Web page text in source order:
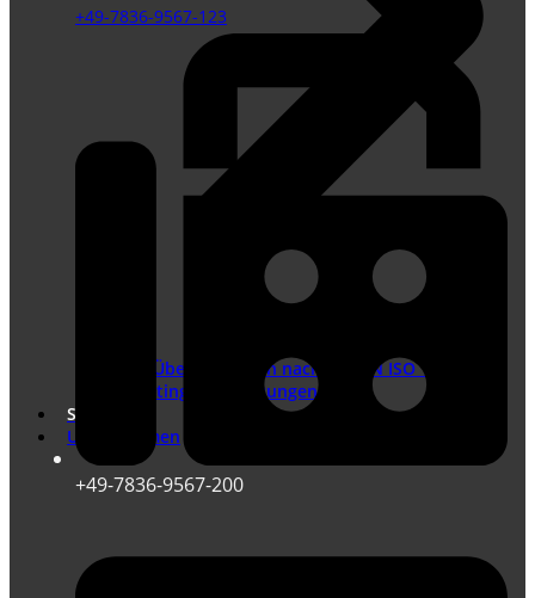
Übersetzungen nach DIN EN ISO 17100
Marketing Übersetzungen
Shop
Unternehmen
+49-7836-9567-123
+49-7836-9567-200